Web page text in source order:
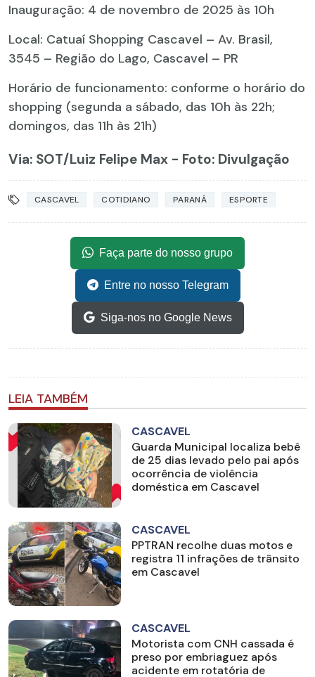
Inauguração: 4 de novembro de 2025 às 10h
Local: Catuaí Shopping Cascavel – Av. Brasil,
3545 – Região do Lago, Cascavel – PR
Horário de funcionamento: conforme o horário do
shopping (segunda a sábado, das 10h às 22h;
domingos, das 11h às 21h)
Via: SOT/Luiz Felipe Max - Foto: Divulgação
CASCAVEL COTIDIANO PARANÁ ESPORTE
Faça parte do nosso grupo
Entre no nosso Telegram
Siga-nos no Google News
LEIA TAMBÉM
CASCAVEL
Guarda Municipal localiza bebê
de 25 dias levado pelo pai após
ocorrência de violência
doméstica em Cascavel
CASCAVEL
PPTRAN recolhe duas motos e
registra 11 infrações de trânsito
em Cascavel
CASCAVEL
Motorista com CNH cassada é
preso por embriaguez após
acidente em rotatória de